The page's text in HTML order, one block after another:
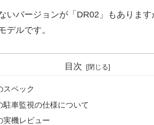
いバージョンが「DR02」もありま
デルです。
目次
スペック
駐車監視の仕様について
実機レビュー